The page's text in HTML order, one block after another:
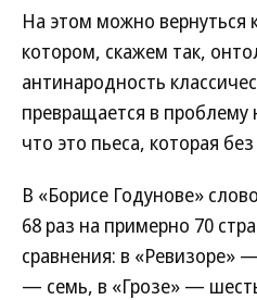
На этом можно вернуться
котором, скажем так,
антинародность
превращается в
что это пьеса, которая без
В «Борисе Годунове» слово
68 раз на примерно 70
сравнения: в «Ревизоре»
— семь, в «Грозе» —